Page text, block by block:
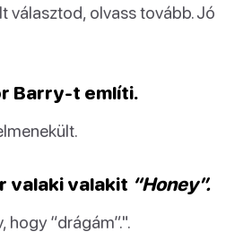
választod, olvass tovább. Jó
Barry-t említi.
valaki valakit “Honey”.
hogy “drágám”.".